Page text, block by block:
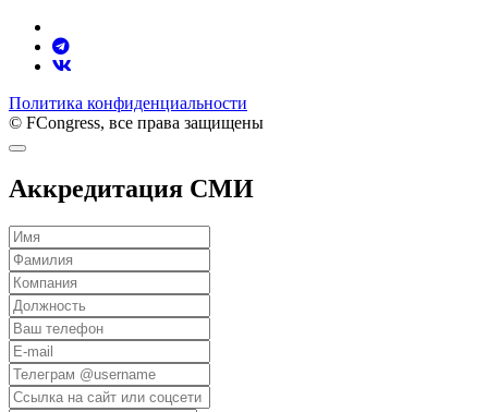
Политика конфиденциальности
© FCongress, все права защищены
Аккредитация СМИ